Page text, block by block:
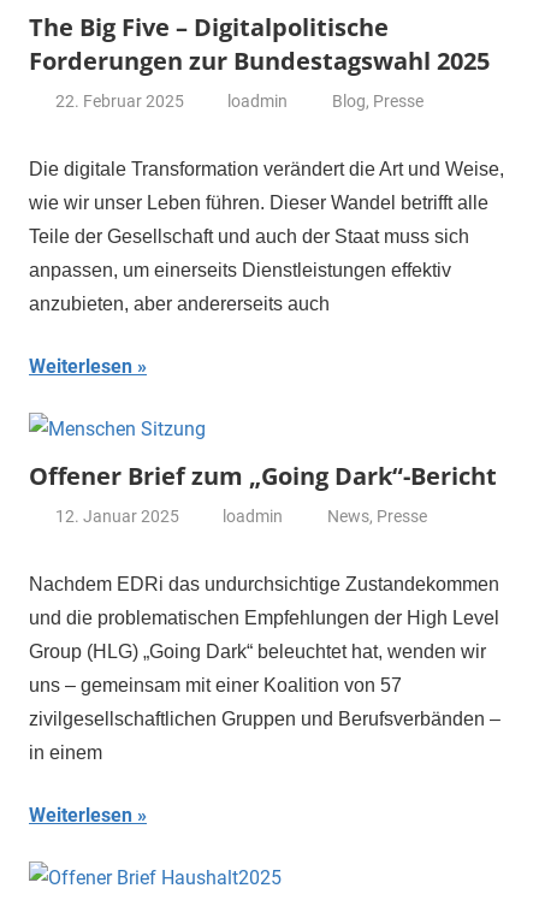
The Big Five – Digitalpolitische
Forderungen zur Bundestagswahl 2025
22. Februar 2025 loadmin Blog, Presse
Die digitale Transformation verändert die Art und Weise,
wie wir unser Leben führen. Dieser Wandel betrifft alle
Teile der Gesellschaft und auch der Staat muss sich
anpassen, um einerseits Dienstleistungen effektiv
anzubieten, aber andererseits auch
Weiterlesen
Offener Brief zum „Going Dark“-Bericht
12. Januar 2025 loadmin News, Presse
Nachdem EDRi das undurchsichtige Zustandekommen
und die problematischen Empfehlungen der High Level
Group (HLG) „Going Dark“ beleuchtet hat, wenden wir
uns – gemeinsam mit einer Koalition von 57
zivilgesellschaftlichen Gruppen und Berufsverbänden –
in einem
Weiterlesen